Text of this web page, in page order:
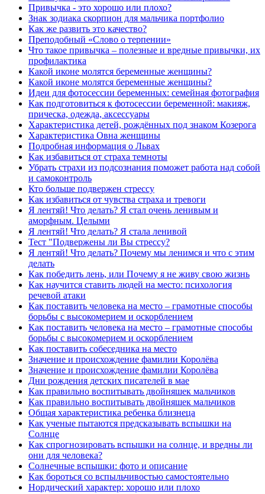
Привычка - это хорошо или плохо?
Знак зодиака скорпион для мальчика портфолио
Как же развить это качество?
Преподобный «Слово о терпении»
Что такое привычка – полезные и вредные привычки, их
профилактика
Какой иконе молятся беременные женщины?
Какой иконе молятся беременные женщины?
Идеи для фотосессии беременных: семейная фотография
Как подготовиться к фотосессии беременной: макияж,
прическа, одежда, аксессуары
Характеристика детей, рождённых под знаком Козерога
Характеристика Овна женщины
Подробная информация о Львах
Как избавиться от страха темноты
Убрать страхи из подсознания поможет работа над собой
и самоконтроль
Кто больше подвержен стрессу
Как избавиться от чувства страха и тревоги
Я лентяй! Что делать? Я стал очень ленивым и
аморфным. Целыми
Я лентяй! Что делать? Я стала ленивой
Тест "Подвержены ли Вы стрессу?
Я лентяй! Что делать? Почему мы ленимся и что с этим
делать
Как победить лень, или Почему я не живу свою жизнь
Как научится ставить людей на место: психология
речевой атаки
Как поставить человека на место – грамотные способы
борьбы с высокомерием и оскорблением
Как поставить человека на место – грамотные способы
борьбы с высокомерием и оскорблением
Как поставить собеседника на место
Значение и происхождение фамилии Королёва
Значение и происхождение фамилии Королёва
Дни рождения детских писателей в мае
Как правильно воспитывать двойняшек мальчиков
Как правильно воспитывать двойняшек мальчиков
Общая характеристика ребенка близнеца
Как ученые пытаются предсказывать вспышки на
Солнце
Как спрогнозировать вспышки на солнце, и вредны ли
они для человека?
Солнечные вспышки: фото и описание
Как бороться со вспыльчивостью самостоятельно
Нордический характер: хорошо или плохо